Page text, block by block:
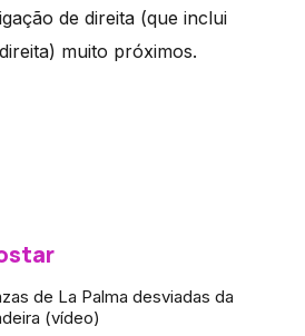
de direita (que inclui
muito próximos.
de La Palma desviadas da
(vídeo)